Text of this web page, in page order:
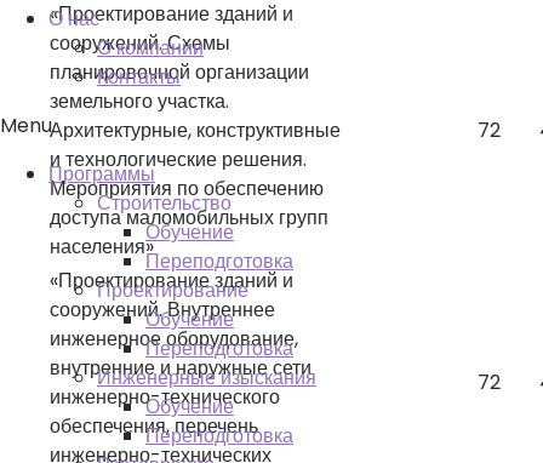
О нас
О компании
Контакты
Menu
Программы
Строительство
Обучение
Переподготовка
Проектирование
Обучение
Переподготовка
Инженерные изыскания
Обучение
Переподготовка
«Проектирование зданий и
сооружений. Схемы
планировочной организации
земельного участка.
Архитектурные, конструктивные
и технологические решения.
Мероприятия по обеспечению
доступа маломобильных групп
населения»
72
«Проектирование зданий и
сооружений. Внутреннее
инженерное оборудование,
внутренние и наружные сети
инженерно-технического
обеспечения, перечень
инженерно-технических
72